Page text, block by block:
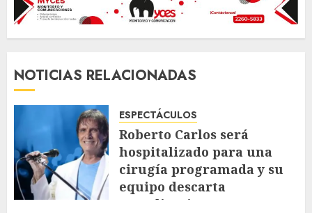
NOTICIAS RELACIONADAS
ESPECTÁCULOS
Roberto Carlos será
hospitalizado para una
cirugía programada y su
equipo descarta
complicaciones